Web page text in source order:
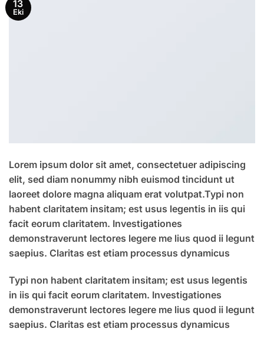
13
Eki
Lorem ipsum dolor sit amet, consectetuer adipiscing
elit, sed diam nonummy nibh euismod tincidunt ut
laoreet dolore magna aliquam erat volutpat.Typi non
habent claritatem insitam; est usus legentis in iis qui
facit eorum claritatem. Investigationes
demonstraverunt lectores legere me lius quod ii legunt
saepius. Claritas est etiam processus dynamicus
Typi non habent claritatem insitam; est usus legentis
in iis qui facit eorum claritatem. Investigationes
demonstraverunt lectores legere me lius quod ii legunt
saepius. Claritas est etiam processus dynamicus